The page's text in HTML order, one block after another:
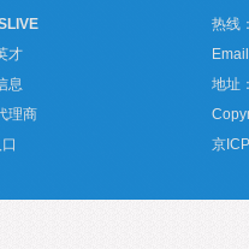
才
息
理商
热线
地址
京